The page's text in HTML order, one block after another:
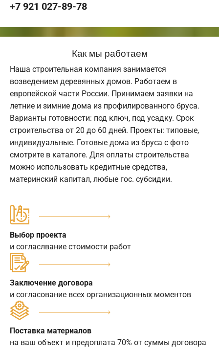
+7 921 027-89-78
Как мы работаем
Наша строительная компания занимается
возведением деревянных домов. Работаем в
европейской части России. Принимаем заявки на
летние и зимние дома из профилированного бруса.
Варианты готовности: под ключ, под усадку. Срок
строительства от 20 до 60 дней. Проекты: типовые,
индивидуальные. Готовые дома из бруса с фото
смотрите в каталоге. Для оплаты строительства
можно использовать кредитные средства,
материнский капитал, любые гос. субсидии.
Выбор проекта
и согласлвание стоимости работ
Заключение договора
и согласование всех организационных моментов
Поставка материалов
на ваш объект и предоплата 70% от суммы договора